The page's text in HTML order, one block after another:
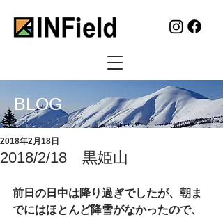
BLOG
2018/2/18 黒姫山
2018年2月18日
前日の日中は降り過ぎでしたが、朝ま
でにはほとんど降雪がなかったので、